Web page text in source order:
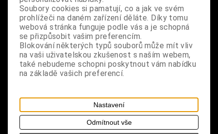
Gotické krajkové
bezprsté rukavice s
růžemi
skladem
Koupit
Gotické krajkové
celoprsté rukavice
dlouhé
Soubory cookies si pamatují, co a jak ve svém
prohlížeči na daném zařízení děláte. Díky tomu
webová stránka funguje podle vás a je schopná
se přizpůsobit vašim preferencím.
Blokování některých typů souborů může mít vliv
na vaši uživatelskou zkušenost s naším webem,
také nebudeme schopni poskytnout vám nabídku
na základě vašich preferencí.
Nastavení
Odmítnout vše